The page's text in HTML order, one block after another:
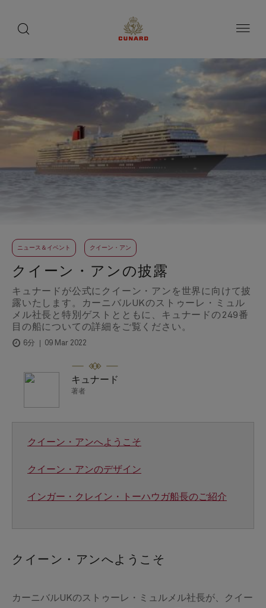
へ
キ
ニュース＆イベント クイーン・アン
クイーン・アンの披露
キュナードが公式にクイーン・アンを世界に向けて披
露いたします。カーニバルUKのストゥーレ・ミュル
メル社長と特別ゲストとともに、キュナードの249番
目の船についての詳細をご覧ください。
6分 09 Mar 2022
キュナード
著者
クイーン・アンへようこそ
クイーン・アンのデザイン
インガー・クレイン・トーハウガ船長のご紹介
クイーン・アンへようこそ
カーニバルUKのストゥーレ・ミュルメル社長が、クイー